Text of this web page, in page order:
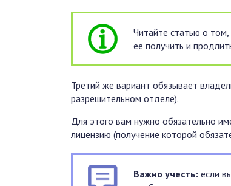
Читайте статью о
ее получить и
Третий же вариант обязывает
разрешительном отделе).
Для этого вам нужно обязательно
лицензию (получение которой
Важно учесть: если